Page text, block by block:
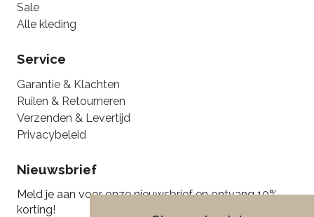
Sale
Alle kleding
Service
Garantie & Klachten
Ruilen & Retourneren
Verzenden & Levertijd
Privacybeleid
Nieuwsbrief
Meld je aan voor onze nieuwsbrief en ontvang 10%
korting!